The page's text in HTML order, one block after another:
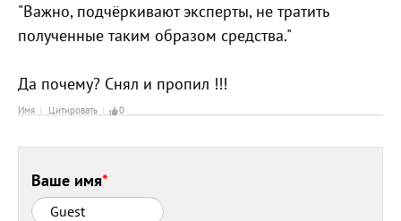
"Важно, подчёркивают эксперты, не тратить
полученные таким образом средства."
Да почему? Снял и пропил !!!
Имя Цитировать 0
Ваше имя*